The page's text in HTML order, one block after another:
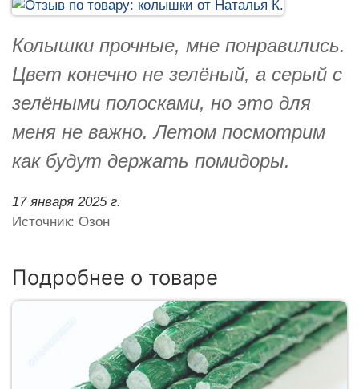
Колышки прочные, мне понравились.
Цвет конечно не зелёный, а серый с
зелёными полосками, но это для
меня не важно. Летом посмотрим
как будут держать помидоры.
17 января 2025 г.
Источник: Озон
Подробнее о товаре